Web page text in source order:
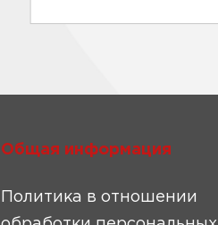
Общая информация
Политика в отношении